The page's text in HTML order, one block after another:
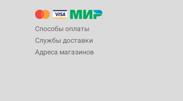
Способы оплаты
Службы доставки
Адреса магазинов